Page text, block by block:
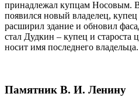
принадлежал купцам Носовым.
появился новый владелец,
расширил здание и обновил
стал Дудкин – купец и староста
носит имя последнего владельца.
Памятник В. И. Ленину